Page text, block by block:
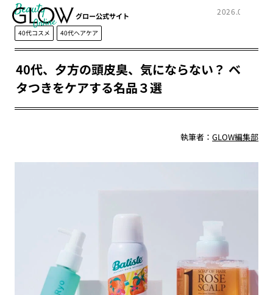
グロー公式サイト 2026.06.27
Beauty
40代コスメ 40代ヘアケア
40代、夕方の頭皮臭、気にならない？ ベ
タつきをケアする名品３選
執筆者：GLOW編集部